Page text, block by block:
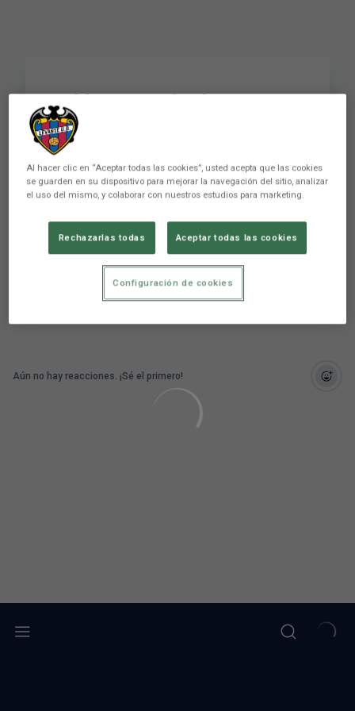
Vídeo: Rueda de prensa
de Joaquín Caparrós
previa al encuentro
ante el F.C. Barcelona
Vídeo: Rueda de prensa de Joaquín Caparrós
previa al encuentro ante el F.C. Barcelona.
Aún no hay reacciones. ¡Sé el primero!
Al hacer clic en “Aceptar todas las cookies”, usted acepta que las cookies
se guarden en su dispositivo para mejorar la navegación del sitio, analizar
el uso del mismo, y colaborar con nuestros estudios para marketing.
Rechazarlas todas Aceptar todas las cookies
Configuración de cookies